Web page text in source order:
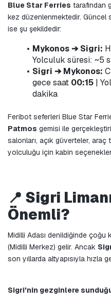
Blue Star Ferries tarafından
kez düzenlenmektedir.
ise şu şekildedir:
Mykonos ➔ Sigri:
Yolculuk süresi: ~5
Sigri ➔ Mykonos:
gece saat 00:15 |
dakika
Feribot seferleri Blue Star
Patmos gemisi ile
salonları, açık güverteler,
yolculuğu için kabin
📍 Sigri
Önemli?
Midilli Adası denildiğinde çoğu
(Midilli Merkez) gelir. Ancak
son yıllarda altyapısıyla hızla
Sigri'nin gezginlere